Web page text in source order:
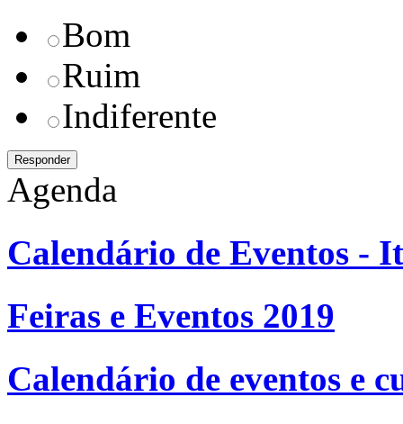
Bom
Ruim
Indiferente
Agenda
Calendário de Eventos -
Feiras e Eventos 2019
Calendário de eventos e